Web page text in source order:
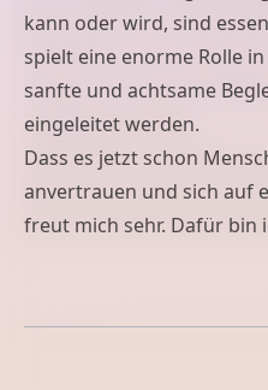
kann oder wird, sind
spielt eine enorme Rolle
sanfte und achtsame
eingeleitet werden.
Dass es jetzt schon
anvertrauen und sich auf
freut mich sehr. Dafür bin